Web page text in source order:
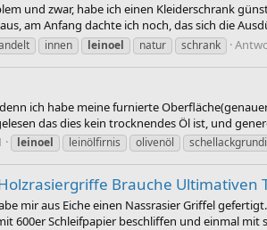
und zwar, habe ich einen Kleiderschrank
am Anfang dachte ich noch, das sich die
innen leinoel natur schrank
ich habe meine furnierte
das dies kein trocknendes Öl ist, und
leinoel leinölfirnis olivenöl
Brauche Ultimativen
mir aus Eiche einen Nassrasier Griffel
600er Schleifpapier beschliffen und einmal mit